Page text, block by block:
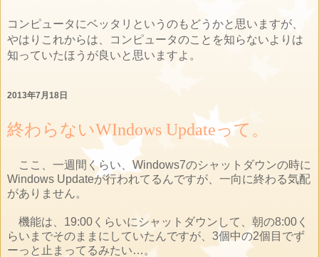
コンピュータにベッタリというのもどうかと思いますが、
やはりこれからは、コンピュータのことを知らないよりは
知っていたほうが良いと思いますよ。
2013年7月18日
終わらないWIndows Updateって。
ここ、一週間くらい、Windows7のシャットダウンの時に
Windows Updateが行われてるんですが、一向に終わる気配
がありません。
機能は、19:00くらいにシャットダウンして、朝の8:00く
らいまでそのままにしていたんですが、3個中の2個目でず
ーっと止まってるみたい…。